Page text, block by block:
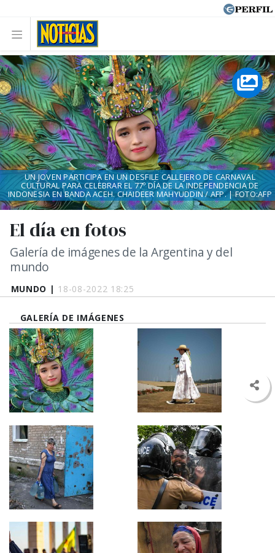
MUNDO | 18-08-2022 18:25
El día en fotos
Galería de imágenes de la Argentina y del
mundo
UN JOVEN PARTICIPA EN UN DESFILE CALLEJERO DE CARNAVAL
CULTURAL PARA CELEBRAR EL 77º DÍA DE LA INDEPENDENCIA DE
INDONESIA EN BANDA ACEH. CHAIDEER MAHYUDDIN / AFP. | FOTO:AFP
GALERÍA DE IMÁGENES